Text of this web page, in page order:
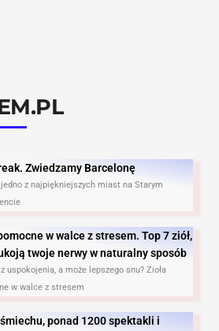
Zwiedzamy Barcelonę​
jedno z najpiękniejszych miast na Starym
w walce z stresem. Top 7 ziół,
twoje nerwy w naturalny sposób
uspokojenia, a może lepszego snu? Zioła
w walce z stresem
ponad 1200 spektakli i